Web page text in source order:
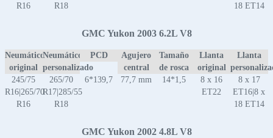
R16
R18
18 ET14
GMC Yukon 2003 6.2L V8
Neumático
original
Neumático
personalizado
PCD
Agujero
central
Tamaño
de rosca
Llanta
original
Llanta
245/75
R16|265/70
R16
265/70
R17|285/55
R18
6*139,7 77,7 mm 14*1,5
8 x 16
ET22
8 x 17
ET16|8 x
18 ET14
GMC Yukon 2002 4.8L V8